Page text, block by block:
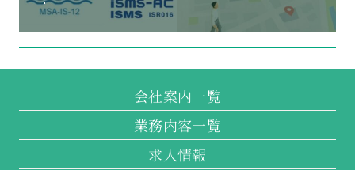
会社案内一覧
業務内容一覧
求人情報